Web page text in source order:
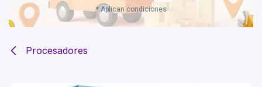
* Aplican condiciones
Procesadores